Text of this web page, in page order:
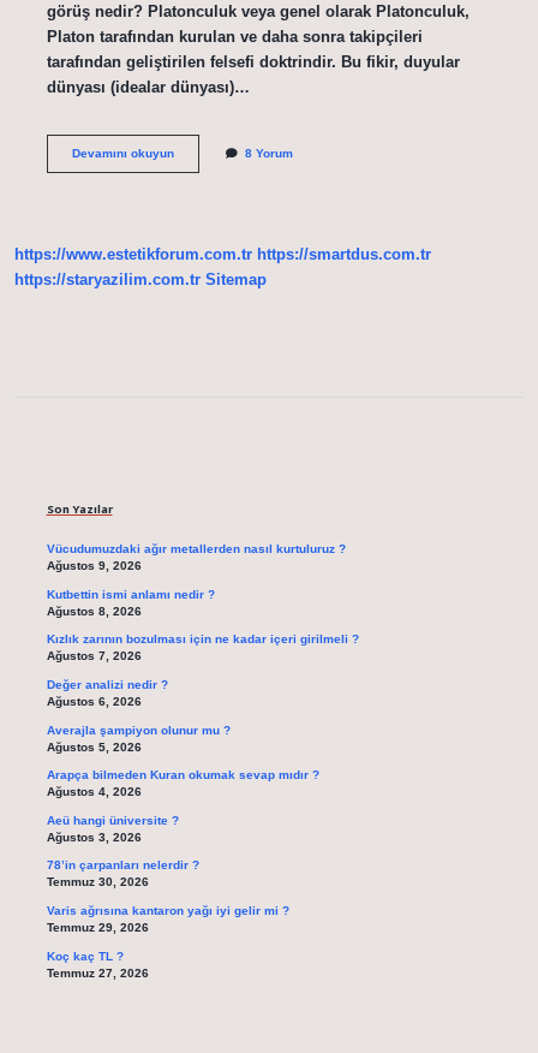
görüş nedir? Platonculuk veya genel olarak Platonculuk,
Platon tarafından kurulan ve daha sonra takipçileri
tarafından geliştirilen felsefi doktrindir. Bu fikir, duyular
dünyası (idealar dünyası)…
Devamını okuyunPlatonun
8 Yorum
https://www.estetikforum.com.tr https://smartdus.com.tr
https://staryazilim.com.tr Sitemap
Son Yazılar
Vücudumuzdaki ağır metallerden nasıl kurtuluruz ?
Ağustos 9, 2026
Kutbettin ismi anlamı nedir ?
Ağustos 8, 2026
Kızlık zarının bozulması için ne kadar içeri girilmeli ?
Ağustos 7, 2026
Değer analizi nedir ?
Ağustos 6, 2026
Averajla şampiyon olunur mu ?
Ağustos 5, 2026
Arapça bilmeden Kuran okumak sevap mıdır ?
Ağustos 4, 2026
Aeü hangi üniversite ?
Ağustos 3, 2026
78’in çarpanları nelerdir ?
Temmuz 30, 2026
Varis ağrısına kantaron yağı iyi gelir mi ?
Temmuz 29, 2026
Koç kaç TL ?
Temmuz 27, 2026